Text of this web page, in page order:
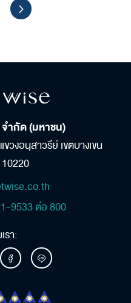
จำกัด (มหาชน)
แขวงอนุสาวรีย์ เขตบางเขน
9533 ต่อ 800
รา: